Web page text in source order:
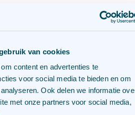
van cookies
content en advertenties te
voor social media te bieden en om
Ook delen we informatie
met onze partners voor social media,
bouwt verder aan
flexibeler
voor
met een
van 1.122MWh in